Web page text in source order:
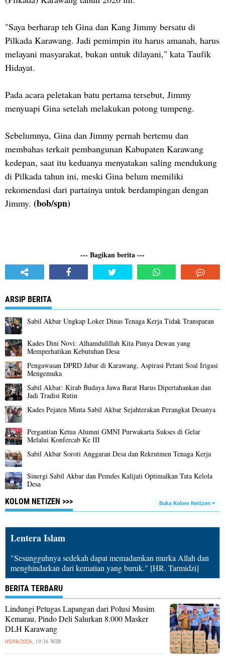
"Saya berharap teh Gina dan Kang Jimmy bersatu di
Pilkada Karawang. Jadi pemimpin itu harus amanah, harus
melayani masyarakat, bukan untuk dilayani," kata Taufik
Hidayat.
Pada acara peletakan batu pertama tersebut, Jimmy
menyuapi Gina setelah melakukan potong tumpeng.
Sebelumnya, Gina dan Jimmy pernah bertemu dan
membahas terkait pembangunan Kabupaten Karawang
kedepan, saat itu keduanya menyatakan saling mendukung
di Pilkada tahun ini, meski Gina belum memiliki
rekomendasi dari partainya untuk berdampingan dengan
Jimmy. (bob/spn)
--- Bagikan berita ---
ARSIP BERITA
Sabil Akbar Ungkap Loker Dinas Tenaga Kerja Tidak Transparan
Kades Dini Novi: Alhamdulillah Kita Punya Dewan yang
Memperhatikan Kebutuhan Desa
Pengawasan DPRD Jabar di Karawang, Aspirasi Petani Soal Irigasi
Mengemuka
Sabil Akbar: Kirab Budaya Jawa Barat Harus Dipertahankan dan
Jadi Tradisi Rutin
Kades Pejaten Minta Sabil Akbar Sejahterakan Perangkat Desanya
Pergantian Ketua Alumni GMNI Purwakarta Sukses di Gelar
Melalui Konfercab Ke III
Sabil Akbar Soroti Anggaran Desa dan Rekrutmen Tenaga Kerja
Sinergi Sabil Akbar dan Pemdes Kalijati Optimalkan Tata Kelola
Desa
KOLOM NETIZEN >>>
Buka Kolom Netizen
Lentera Islam
"Sesungguhnya sedekah dapat memadamkan murka Allah dan
menghindarkan dari kematian yang buruk." [HR. Tarmidzi]
BERITA TERBARU
Lindungi Petugas Lapangan dari Polusi Musim
Kemarau, Pindo Deli Salurkan 8.000 Masker
DLH Karawang
05/08/2026, 19:36 WIB